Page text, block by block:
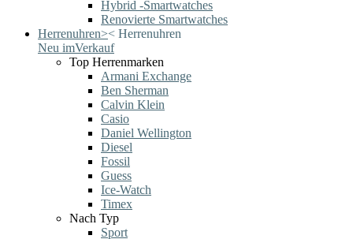
Hybrid -Smartwatches
Renovierte Smartwatches
Herrenuhren>< Herrenuhren
Neu imVerkauf
Top Herrenmarken
Armani Exchange
Ben Sherman
Calvin Klein
Casio
Daniel Wellington
Diesel
Fossil
Guess
Ice-Watch
Timex
Nach Typ
Sport